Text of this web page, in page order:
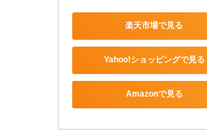
楽天市場で見る
Yahoo!ショッピングで見る
Amazonで見る